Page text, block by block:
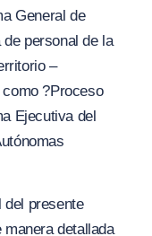
General de
personal de la
–
como ?Proceso
Ejecutiva del
del presente
manera detallada